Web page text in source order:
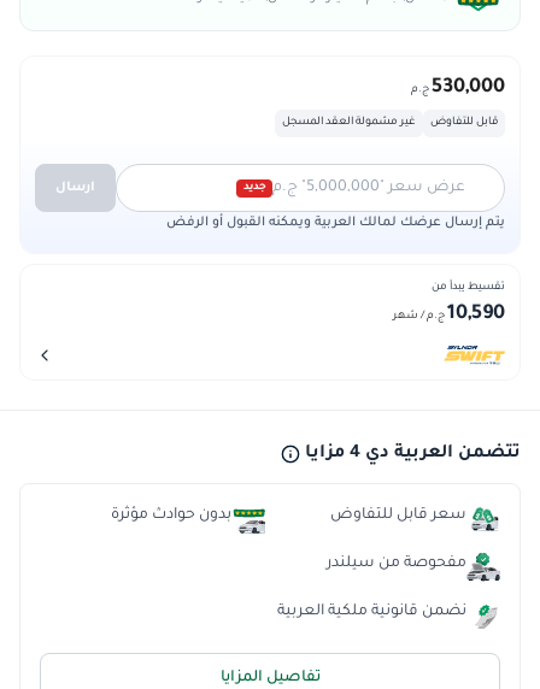
530,000 ج.م
قابل للتفاوض غير مشمولة العقد المسجل
عرض سعر "5,000,000" ج.م جديد ارسال
يتم إرسال عرضك لمالك العربية ويمكنه القبول أو الرفض
تقسيط يبدأ من
10,590 ج.م / شهر
تتضمن العربية دي 4 مزايا
سعر قابل للتفاوض
مفحوصة من سيلندر
نضمن قانونية ملكية العربية
بدون حوادث مؤثرة
تفاصيل المزايا